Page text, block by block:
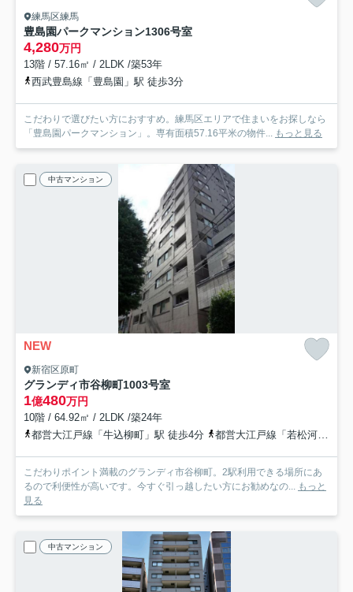
練馬区練馬
豊島園パークマンション1306号室
4,280万円
13階 / 57.16㎡ / 2LDK /築53年
西武豊島線「豊島園」駅 徒歩3分
こだわりで選びたい方におすすめ。練馬区エリアで住まいをお探しなら
「豊島園パークマンション」。専有面積57.16平米の物件... もっと見る
中古マンション
NEW
新宿区原町
グランディ市谷柳町1003号室
1億480万円
10階 / 64.92㎡ / 2LDK /築24年
都営大江戸線「牛込柳町」駅 徒歩4分
都営大江戸線「若松河田」駅 徒歩8分
こだわりポイント満載のグランディ市谷柳町。2駅利用できる場所にあ
るので利便性が高いです。今すぐ引っ越したい方にお勧めなの... もっと
見る
中古マンション